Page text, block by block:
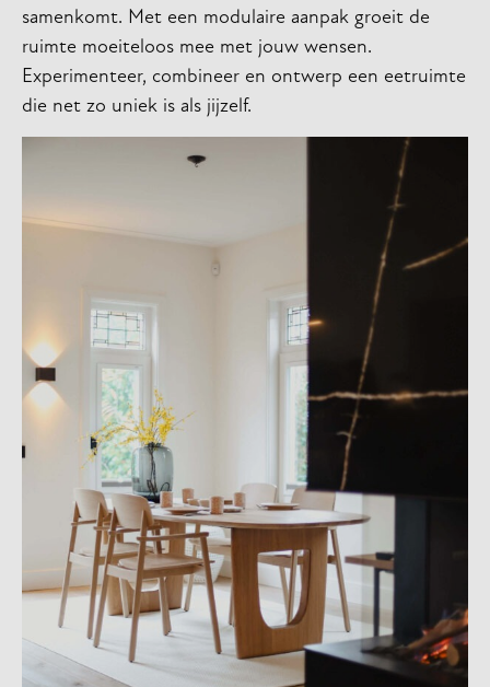
samenkomt. Met een modulaire aanpak groeit de
ruimte moeiteloos mee met jouw wensen.
Experimenteer, combineer en ontwerp een eetruimte
die net zo uniek is als jijzelf.